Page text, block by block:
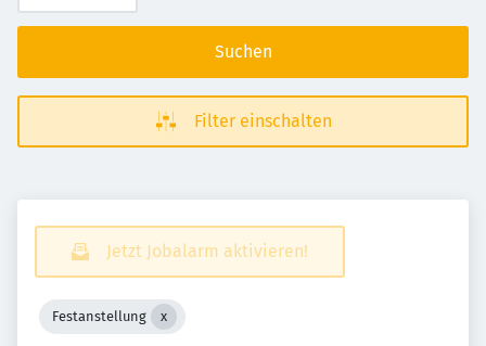
Suchen
Filter einschalten
Jetzt Jobalarm aktivieren!
Festanstellung